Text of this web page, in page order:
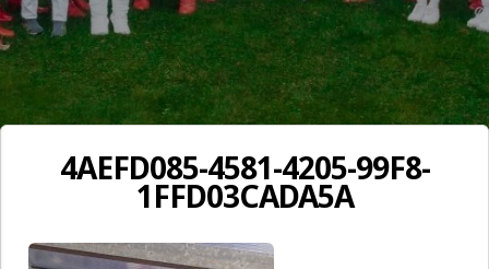
4AEFD085-4581-4205-99F8-
1FFD03CADA5A